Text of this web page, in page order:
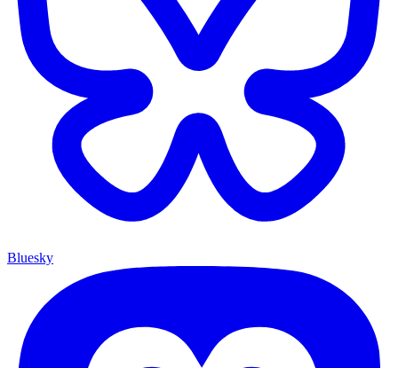
Bluesky